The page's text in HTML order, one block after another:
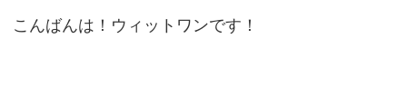
こんばんは！ウィットワンです！